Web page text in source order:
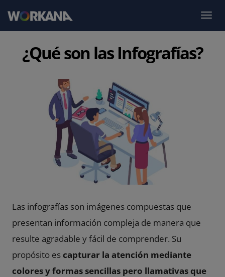
¿Qué son las Infografías?
Las infografías son imágenes compuestas que
presentan información compleja de manera que
resulte agradable y fácil de comprender. Su
propósito escapturar la atención mediante
colores y formas sencillas pero llamativas que